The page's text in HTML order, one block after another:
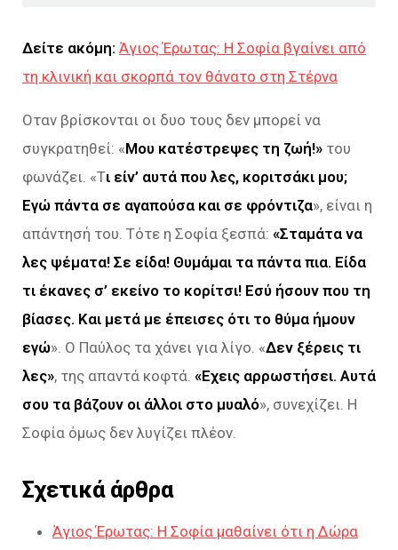
Δείτε ακόμη: Άγιος Έρωτας: Η Σοφία βγαίνει από
τη κλινική και σκορπά τον θάνατο στη Στέρνα
Οταν βρίσκονται οι δυο τους δεν μπορεί να
συγκρατηθεί: «Μου κατέστρεψες τη ζωή!» του
φωνάζει. «Τι είν’ αυτά που λες, κοριτσάκι μου;
Εγώ πάντα σε αγαπούσα και σε φρόντιζα», είναι η
απάντησή του. Τότε η Σοφία ξεσπά: «Σταμάτα να
λες ψέματα! Σε είδα! Θυμάμαι τα πάντα πια. Είδα
τι έκανες σ’ εκείνο το κορίτσι! Εσύ ήσουν που τη
βίασες. Και μετά με έπεισες ότι το θύμα ήμουν
εγώ». Ο Παύλος τα χάνει για λίγο. «Δεν ξέρεις τι
λες», της απαντά κοφτά. «Εχεις αρρωστήσει. Αυτά
σου τα βάζουν οι άλλοι στο μυαλό», συνεχίζει. Η
Σοφία όμως δεν λυγίζει πλέον.
Σχετικά άρθρα
Άγιος Έρωτας: Η Σοφία μαθαίνει ότι η Δώρα